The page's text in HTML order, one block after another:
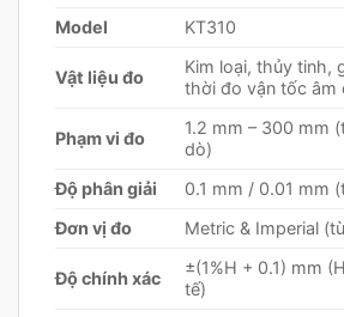
Model KT310
Vật liệu đo
Kim loại, thủy tinh,
thời đo vận tốc âm
Phạm vi đo
1.2 mm – 300 mm
dò)
Độ phân giải
0.1 mm / 0.01 mm
Đơn vị đo
Metric & Imperial
Độ chính xác
±(1%H + 0.1) mm
tế)